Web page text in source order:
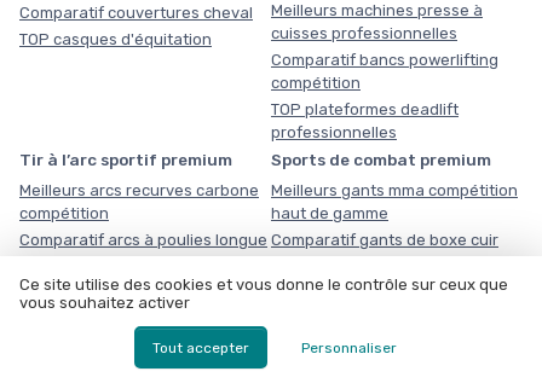
Comparatif couvertures cheval
TOP casques d'équitation
Meilleurs machines presse à
cuisses professionnelles
Comparatif bancs powerlifting
compétition
TOP plateformes deadlift
professionnelles
Tir à l’arc sportif premium
Meilleurs arcs recurves carbone
compétition
Comparatif arcs à poulies longue
TOP viseurs tir à l’arc compétition
haut de gamme
Sports de combat premium
Meilleurs gants mma compétition
haut de gamme
Comparatif gants de boxe cuir
TOP tatamis mma haute densité
Sports collectifs premium
Meilleurs buts football aluminium
Pêche premium
Ce site utilise des cookies et vous donne le contrôle sur ceux que
vous souhaitez activer
Tout accepter Personnaliser